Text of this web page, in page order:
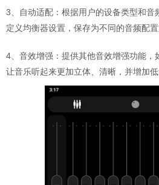
3、自动适配：根据用户的设备类型和音
定义均衡器设置，保存为不同的音频配置
4、音效增强：提供其他音效增强功能，
让音乐听起来更加立体、清晰，并增加低